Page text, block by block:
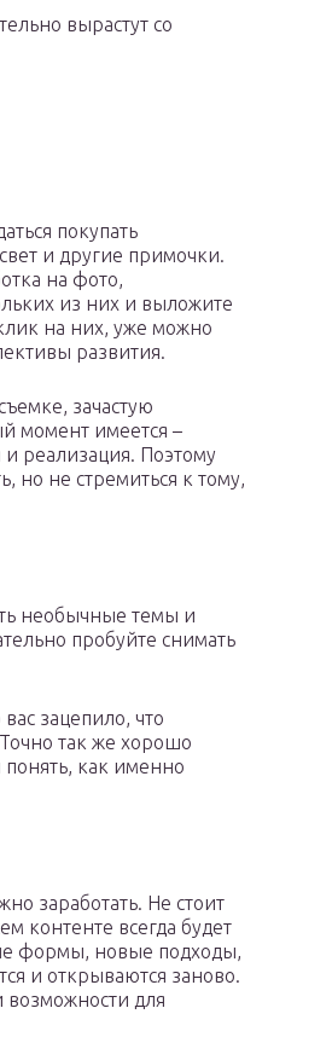
вырастут со
покупать
и другие примочки.
на фото,
из них и выложите
на них, уже можно
развития.
зачастую
момент имеется –
реализация. Поэтому
но не стремиться к тому,
необычные темы и
пробуйте снимать
зацепило, что
так же хорошо
понять, как именно
заработать. Не стоит
контенте всегда будет
формы, новые подходы,
и открываются заново.
возможности для